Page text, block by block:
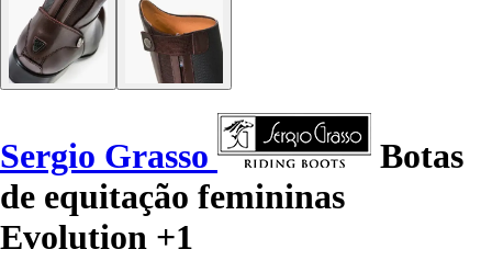
Sergio Grasso
Botas
de equitação femininas
Evolution +1